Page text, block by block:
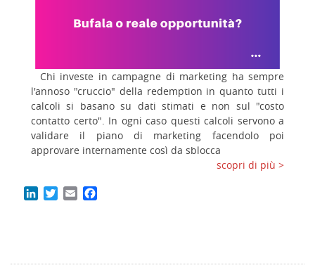
Chi investe in campagne di marketing ha sempre
l'annoso "cruccio" della redemption in quanto tutti i
calcoli si basano su dati stimati e non sul "costo
contatto certo". In ogni caso questi calcoli servono a
validare il piano di marketing facendolo poi
approvare internamente così da sblocca
scopri di più >
LinkedInTwitter
Email